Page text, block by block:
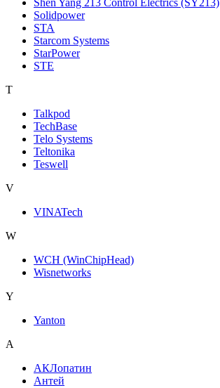
Shen Yang 213 Control Electrics (SY213)
Solidpower
STA
Starcom Systems
StarPower
STE
T
Talkpod
TechBase
Telo Systems
Teltonika
Teswell
V
VINATech
W
WCH (WinChipHead)
Wisnetworks
Y
Yanton
А
АКЛопатин
Антей